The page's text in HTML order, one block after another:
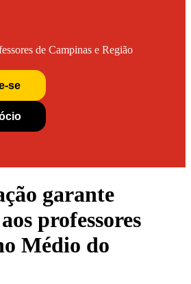
de Campinas e Região
se
garante
professores
Médio do